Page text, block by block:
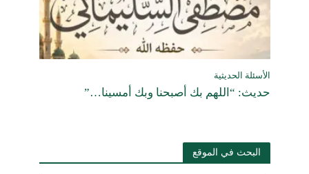
الأسئلة الحديثية
حديث: “اللهم بك أصبحنا وبك أمسينا…”
البحث في الموقع